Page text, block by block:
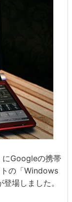
Googleの携帯
の「Windows
場しました。